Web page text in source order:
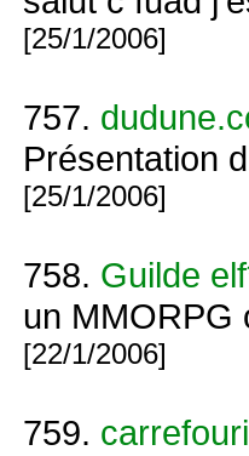
[25/1/2006]
757.
Présentation
[25/1/2006]
758. Guilde
un MMORPG
[22/1/2006]
759.